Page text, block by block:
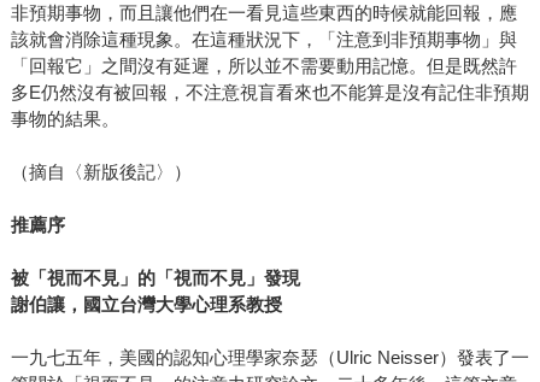
非預期事物，而且讓他們在一看見這些東西的時候就能回報，應
該就會消除這種現象。在這種狀況下，「注意到非預期事物」與
「回報它」之間沒有延遲，所以並不需要動用記憶。但是既然許
多E仍然沒有被回報，不注意視盲看來也不能算是沒有記住非預期
事物的結果。
（摘自〈新版後記〉）
推薦序
被「視而不見」的「視而不見」發現
謝伯讓，國立台灣大學心理系教授
一九七五年，美國的認知心理學家奈瑟（Ulric Neisser）發表了一